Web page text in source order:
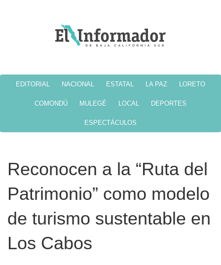
EDITORIAL NACIONAL ESTATAL LA PAZ LORETO
COMONDÚ MULEGÉ LOCAL DEPORTES
ESPECTÁCULOS
Reconocen a la “Ruta del
Patrimonio” como modelo
de turismo sustentable en
Los Cabos